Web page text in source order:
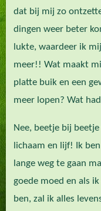
dat bij mij zo
dingen weer beter
lukte, waardeer ik
meer!! Wat maakt
platte buik en een
meer lopen? Wat
Nee, beetje bij
lichaam en lijf! Ik
lange weg te gaan
goede moed en als
ben, zal ik alles